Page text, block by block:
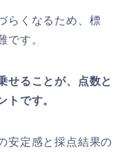
らくなるため、標
です。
せることが、点数と
トです。
安定感と採点結果の